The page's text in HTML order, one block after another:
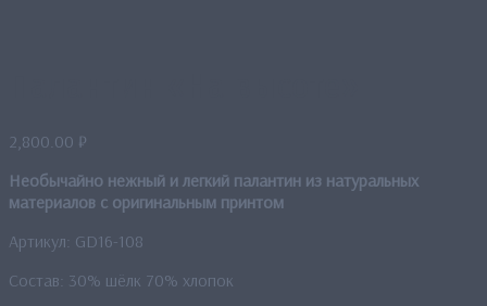
2,800.00 ₽
Необычайно нежный и легкий палантин из натуральных
материалов с оригинальным принтом
Артикул: GD16-108
Состав: 30% шёлк 70% хлопок